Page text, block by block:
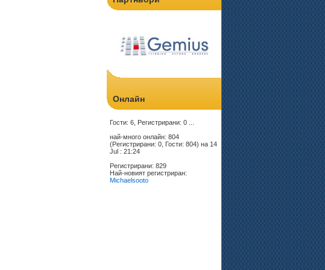
Онлайн
Гости: 6, Регистрирани: 0 ...
най-много онлайн: 804
(Регистрирани: 0, Гости: 804) на 14
Jul : 21:24
Регистрирани: 829
Най-новият регистриран:
Michaelsooto